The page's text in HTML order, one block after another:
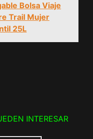
Bolsa Viaje
Trail Mujer
25L
INTERESAR